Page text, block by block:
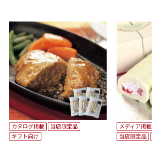
カタログ掲載
当店限定品
ギフト向け
メディア掲載
当店限定品